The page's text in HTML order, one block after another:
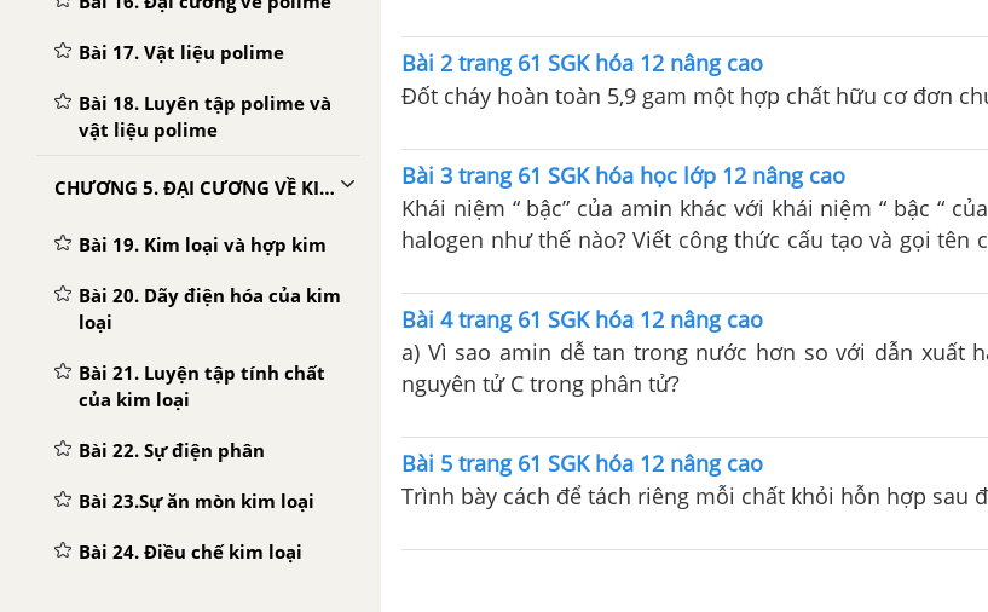
Bài 17. Vật liệu polime
Bài 18. Luyên tập polime và
vật liệu polime
CHƯƠNG 5. ĐẠI CƯƠNG VỀ KIM LOẠI
Bài 19. Kim loại và hợp kim
Bài 20. Dãy điện hóa của kim
loại
Bài 21. Luyện tập tính chất
của kim loại
Bài 22. Sự điện phân
Bài 23.Sự ăn mòn kim loại
Bài 24. Điều chế kim loại
Bài 2 trang 61 SGK hóa 12 nâng cao
Đốt cháy hoàn toàn 5,9 gam một hợp chất hữu cơ đơn
Bài 3 trang 61 SGK hóa học lớp 12 nâng cao
Khái niệm “ bậc” của amin khác với khái niệm “ bậc “
halogen như thế nào? Viết công thức cấu tạo và gọi tên
Bài 4 trang 61 SGK hóa 12 nâng cao
a) Vì sao amin dễ tan trong nước hơn so với dẫn xuất
nguyên tử C trong phân tử?
Bài 5 trang 61 SGK hóa 12 nâng cao
Trình bày cách để tách riêng mỗi chất khỏi hỗn hợp sau